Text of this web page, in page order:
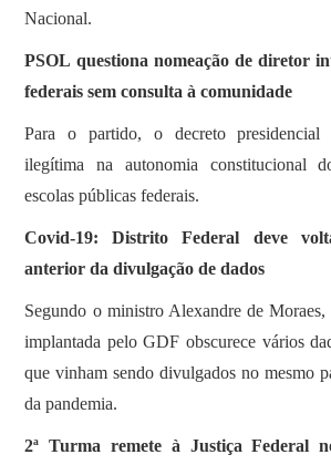
Nacional.
PSOL questiona nomeação de diretor
federais sem consulta à comunidade
Para o partido, o decreto presidencial
ilegítima na autonomia constitucional
escolas públicas federais.
Covid-19: Distrito Federal deve
anterior da divulgação de dados
Segundo o ministro Alexandre de
implantada pelo GDF obscurece vários
que vinham sendo divulgados no mesmo
da pandemia.
2ª Turma remete à Justiça Federal